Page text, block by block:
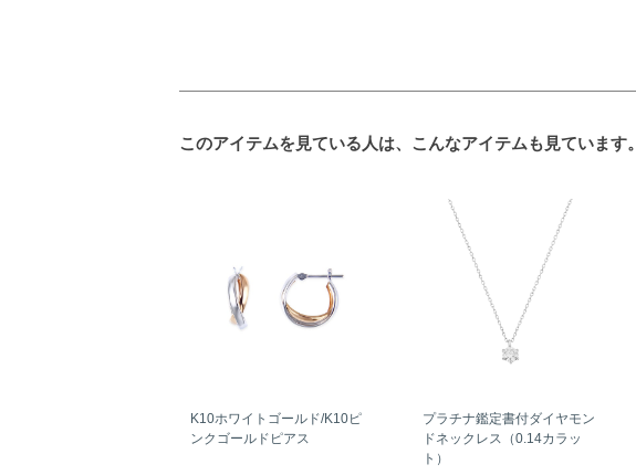
このアイテムを見ている人は、こんなアイテムも見ています。
K10ホワイトゴールド/K10ピ
ンクゴールドピアス
プラチナ鑑定書付ダイヤモン
ドネックレス（0.14カラッ
ト）